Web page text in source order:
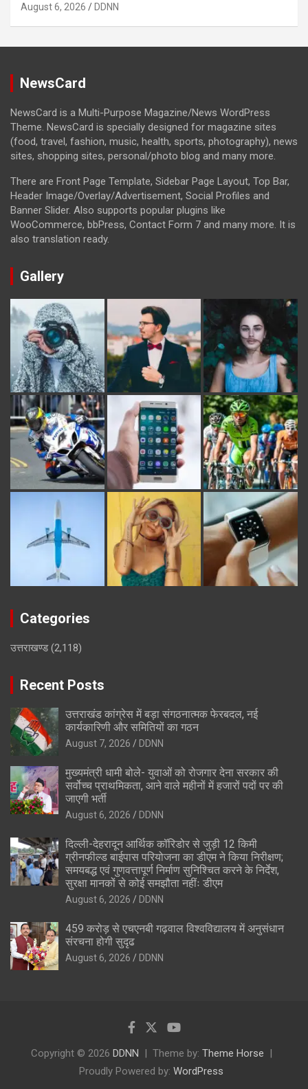
August 6, 2026 DDNN
NewsCard
NewsCard is a Multi-Purpose Magazine/News WordPress
Theme. NewsCard is specially designed for magazine sites
(food, travel, fashion, music, health, sports, photography), news
sites, shopping sites, personal/photo blog and many more.
There are Front Page Template, Sidebar Page Layout, Top Bar,
Header Image/Overlay/Advertisement, Social Profiles and
Banner Slider. Also supports popular plugins like
WooCommerce, bbPress, Contact Form 7 and many more. It is
also translation ready.
Gallery
Categories
उत्तराखण्ड(2,118)
Recent Posts
उत्तराखंड कांग्रेस में बड़ा संगठनात्मक फेरबदल, नई
कार्यकारिणी और समितियों का गठन
August 7, 2026 DDNN
मुख्यमंत्री धामी बोले- युवाओं को रोजगार देना सरकार की
सर्वोच्च प्राथमिकता, आने वाले महीनों में हजारों पदों पर की
जाएगी भर्ती
August 6, 2026 DDNN
दिल्ली-देहरादून आर्थिक कॉरिडोर से जुड़ी 12 किमी
ग्रीनफील्ड बाईपास परियोजना का डीएम ने किया निरीक्षण;
समयबद्ध एवं गुणवत्तापूर्ण निर्माण सुनिश्चित करने के निर्देश,
सुरक्षा मानकों से कोई समझौता नहींः डीएम
August 6, 2026 DDNN
459 करोड़ से एचएनबी गढ़वाल विश्वविद्यालय में अनुसंधान
संरचना होगी सुदृढ
August 6, 2026 DDNN
Copyright © 2026 DDNN Theme by: Theme Horse
Proudly Powered by: WordPress